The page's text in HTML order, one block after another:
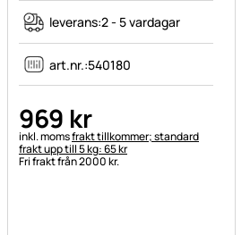
leverans:2 - 5 vardagar
art.nr.:540180
969 kr
Skatteinformation:
inkl. momsfrakt tillkommer; standard
frakt upp till 5 kg: 65 kr
Fri frakt från 2000 kr.